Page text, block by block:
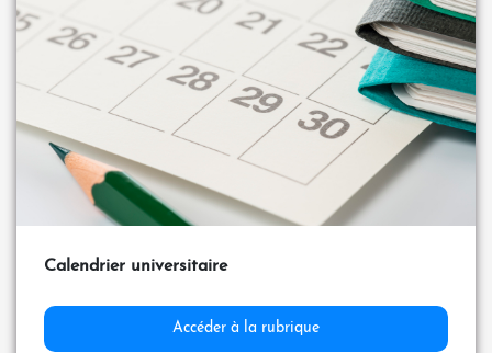
Calendrier universitaire
Accéder à la rubrique